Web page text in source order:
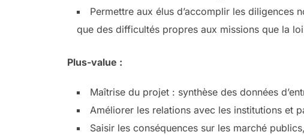
Permettre aux élus d’accomplir les
que des difficultés propres aux missions que la
Plus-value :
Maîtrise du projet : synthèse des données
Améliorer les relations avec les institutions et
Saisir les conséquences sur les marché